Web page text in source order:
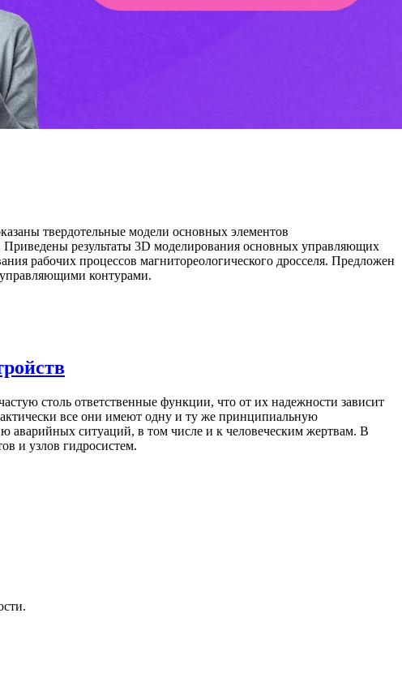
твердотельные модели основных элементов
результаты 3D моделирования основных управляющих
рабочих процессов магнитореологического дросселя. Предложен
управляющими контурами.
столь ответственные функции, что от их надежности зависит
все они имеют одну и ту же принципиальную
аварийных ситуаций, в том числе и к человеческим жертвам. В
и узлов гидросистем.